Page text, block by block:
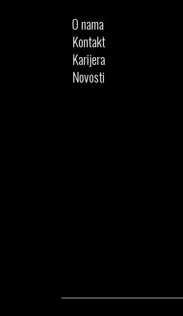
O nama
Kontakt
Karijera
Novosti